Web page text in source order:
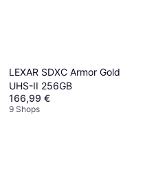
LEXAR SDXC Armor Gold
UHS-II 256GB
166,99 €
9 Shops